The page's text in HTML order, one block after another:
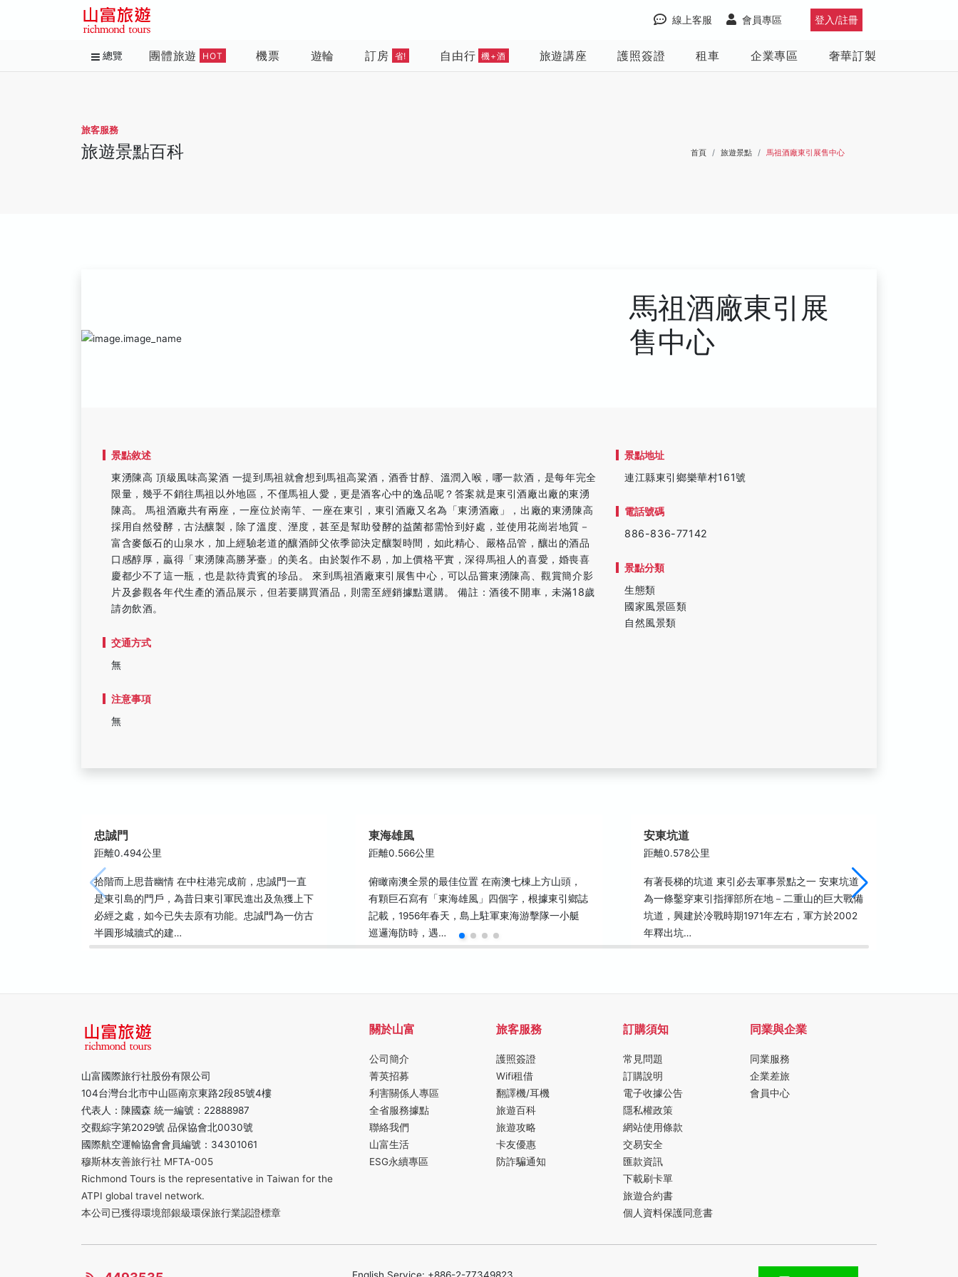
登入/註冊
會員專區
線上客服
總覽 團體旅遊 HOT 機票 遊輪 訂房 省! 自由行 機+酒 旅遊講座 護照簽證 租車 企業專區 奢華訂製
旅客服務
旅遊景點百科 首頁 旅遊景點 馬祖酒廠東引展售中心
馬祖酒廠東引展
售中心
景點敘述
東湧陳高 頂級風味高粱酒 一提到馬祖就會想到馬祖高粱酒，酒香甘醇、溫潤入喉，哪一款酒，是每年完全
限量，幾乎不銷往馬祖以外地區，不僅馬祖人愛，更是酒客心中的逸品呢？答案就是東引酒廠出廠的東湧
陳高。 馬祖酒廠共有兩座，一座位於南竿、一座在東引，東引酒廠又名為「東湧酒廠」，出廠的東湧陳高
採用自然發酵，古法釀製，除了溫度、溼度，甚至是幫助發酵的益菌都需恰到好處，並使用花崗岩地質－
富含麥飯石的山泉水，加上經驗老道的釀酒師父依季節決定釀製時間，如此精心、嚴格品管，釀出的酒品
口感醇厚，贏得「東湧陳高勝茅臺」的美名。由於製作不易，加上價格平實，深得馬祖人的喜愛，婚喪喜
慶都少不了這一瓶，也是款待貴賓的珍品。 來到馬祖酒廠東引展售中心，可以品嘗東湧陳高、觀賞簡介影
片及參觀各年代生產的酒品展示，但若要購買酒品，則需至經銷據點選購。 備註：酒後不開車，未滿18歲
請勿飲酒。
交通方式
無
注意事項
無
景點地址
連江縣東引鄉樂華村161號
電話號碼
886-836-77142
景點分類
生態類
國家風景區類
自然風景類
忠誠門
距離0.494公里
拾階而上思昔幽情 在中柱港完成前，忠誠門一直
是東引島的門戶，為昔日東引軍民進出及魚獲上下
必經之處，如今已失去原有功能。忠誠門為一仿古
半圓形城牆式的建…
東海雄風
距離0.566公里
俯瞰南澳全景的最佳位置 在南澳七棟上方山頭，
有顆巨石寫有「東海雄風」四個字，根據東引鄉誌
記載，1956年春天，島上駐軍東海游擊隊一小艇
巡邏海防時，遇…
安東坑道
距離0.578公里
有著長梯的坑道 東引必去軍事景點之一 安東坑道
為一條鑿穿東引指揮部所在地－二重山的巨大戰備
坑道，興建於冷戰時期1971年左右，軍方於2002
年釋出坑…
山富國際旅行社股份有限公司
104台灣台北市中山區南京東路2段85號4樓
代表人：陳國森 統一編號：22888987
交觀綜字第2029號 品保協會北0030號
國際航空運輸協會會員編號：34301061
穆斯林友善旅行社 MFTA-005
Richmond Tours is the representative in Taiwan for the
ATPI global travel network.
本公司已獲得環境部銀級環保旅行業認證標章
關於山富
公司簡介
菁英招募
利害關係人專區
全省服務據點
聯絡我們
山富生活
ESG永續專區
旅客服務
護照簽證
Wifi租借
翻譯機/耳機
旅遊百科
旅遊攻略
卡友優惠
防詐騙通知
訂購須知
常見問題
訂購說明
電子收據公告
隱私權政策
網站使用條款
交易安全
匯款資訊
下載刷卡單
旅遊合約書
個人資料保護同意書
同業與企業
同業服務
企業差旅
會員中心